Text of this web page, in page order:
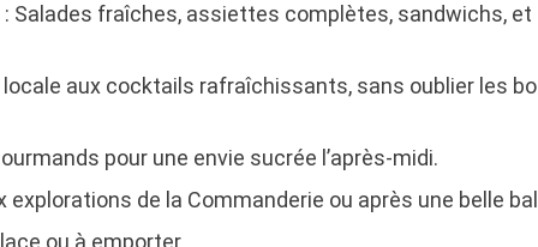
Salades fraîches, assiettes complètes, sandwichs, et
aux cocktails rafraîchissants, sans oublier les
pour une envie sucrée l’après-midi.
explorations de la Commanderie ou après une belle
ou à emporter.